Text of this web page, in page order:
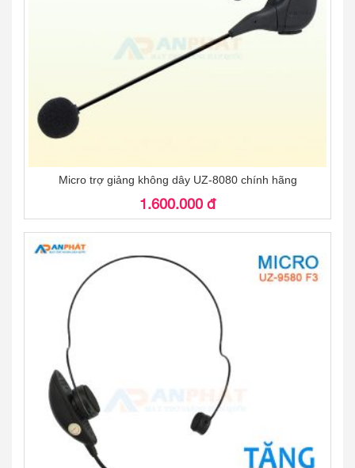
Micro trợ giảng không dây UZ-8080 chính hãng
1.600.000 đ